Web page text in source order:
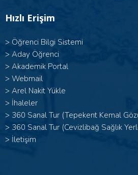
Hızlı Erişim
> Öğrenci Bilgi Sistemi
> Aday Öğrenci
> Akademik Portal
> Webmail
> Arel Nakit Yükle
> İhaleler
> 360 Sanal Tur (Tepekent Kemal
> 360 Sanal Tur (Cevizlibağ Sağlık
> İletişim